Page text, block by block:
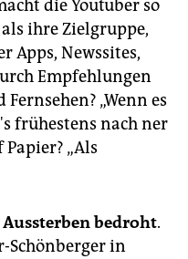
die Youtuber so
ihre Zielgruppe,
Apps, Newssites,
Empfehlungen
„Wenn es
frühestens nach ner
„Als
bedroht.
Schönberger in